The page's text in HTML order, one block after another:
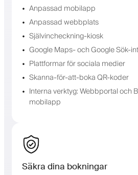
Anpassad mobilapp
Anpassad webbplats
Självincheckning-kiosk
Google Maps- och Google Sök-
Plattformar för sociala medier
Skanna-för-att-boka QR-koder
Interna verktyg: Webbportal och
mobilapp
Säkra dina bokningar